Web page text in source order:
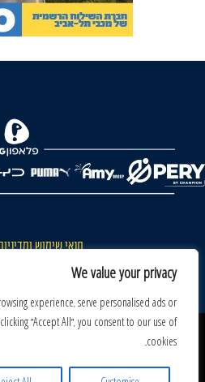
We value your privacy
experience, serve personalised ads or
"Accept All", you consent to our use of
cookies.
תנאי שימוש
כללי כניסה והתנהגות באצטדיון
דרושים
צור קשר האתר שאתה גולש בו עשוי להשתמש
על ידי כניסה לאתר אתה מאשר את תנאי
(קוקיז).